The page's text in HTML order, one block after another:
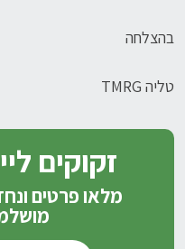
בהצלחה
טליה TMRG
זקוקים
מלאו פרטים